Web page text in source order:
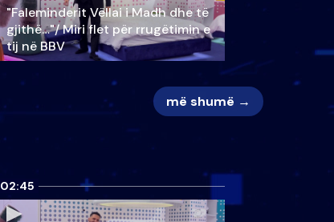
"Faleminderit Vëllai i Madh dhe të
gjithë…"/ Miri flet për rrugëtimin e
tij në BBV
më shumë →
02:45